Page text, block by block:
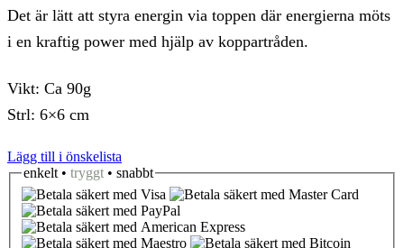
Det är lätt att styra energin via toppen där energierna möts
i en kraftig power med hjälp av koppartråden.
Vikt: Ca 90g
Strl: 6×6 cm
Lägg till i önskelista
enkelt • tryggt • snabbt